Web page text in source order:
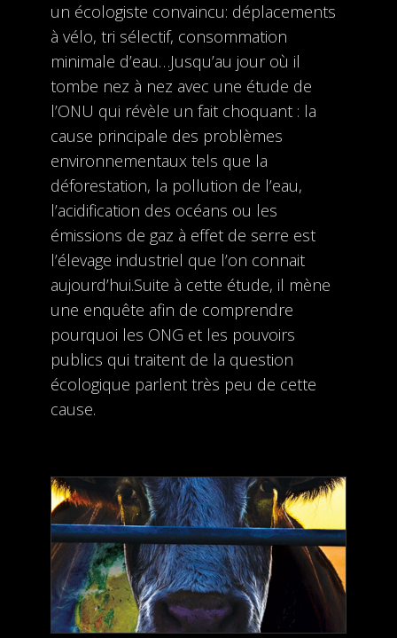
un écologiste convaincu: déplacements
à vélo, tri sélectif, consommation
minimale d’eau…Jusqu’au jour où il
tombe nez à nez avec une étude de
l’ONU qui révèle un fait choquant : la
cause principale des problèmes
environnementaux tels que la
déforestation, la pollution de l’eau,
l’acidification des océans ou les
émissions de gaz à effet de serre est
l’élevage industriel que l’on connait
aujourd’hui.Suite à cette étude, il mène
une enquête afin de comprendre
pourquoi les ONG et les pouvoirs
publics qui traitent de la question
écologique parlent très peu de cette
cause.